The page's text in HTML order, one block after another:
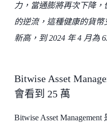
力，當通膨將再次下降
的逆流，這種健康的貨幣
新高，到 2024 年 4 月為
Bitwise Asset
會看到 25 萬
Bitwise Asset